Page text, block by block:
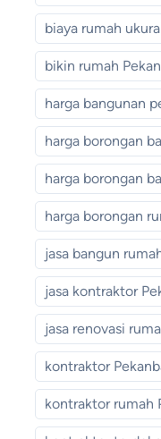
biaya rumah
bikin rumah
harga bangunan
harga borongan
harga borongan
harga borongan
jasa bangun
jasa kontraktor
jasa renovasi
kontraktor
kontraktor rumah